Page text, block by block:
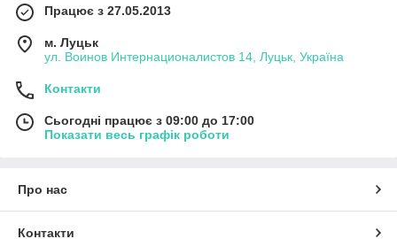
Працює з 27.05.2013
м. Луцьк
ул. Воинов Интернационалистов 14, Луцьк, Україна
Контакти
Сьогодні працює з 09:00 до 17:00
Показати весь графік роботи
Про нас
Контакти